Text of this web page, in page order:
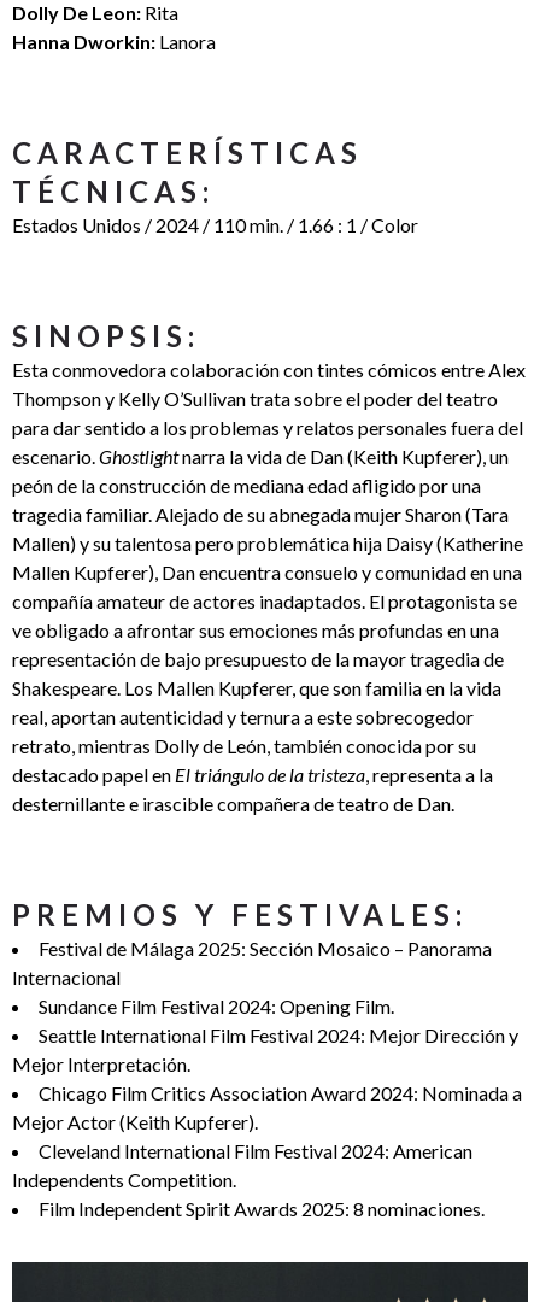
Dolly De Leon: Rita
Hanna Dworkin: Lanora
CARACTERÍSTICAS
TÉCNICAS:
Estados Unidos / 2024 / 110 min. / 1.66 : 1 / Color
SINOPSIS:
Esta conmovedora colaboración con tintes cómicos entre Alex
Thompson y Kelly O’Sullivan trata sobre el poder del teatro
para dar sentido a los problemas y relatos personales fuera del
escenario.Ghostlightnarra la vida de Dan (Keith Kupferer), un
peón de la construcción de mediana edad afligido por una
tragedia familiar. Alejado de su abnegada mujer Sharon (Tara
Mallen) y su talentosa pero problemática hija Daisy (Katherine
Mallen Kupferer), Dan encuentra consuelo y comunidad en una
compañía amateur de actores inadaptados. El protagonista se
ve obligado a afrontar sus emociones más profundas en una
representación de bajo presupuesto de la mayor tragedia de
Shakespeare. Los Mallen Kupferer, que son familia en la vida
real, aportan autenticidad y ternura a este sobrecogedor
retrato, mientras Dolly de León, también conocida por su
destacado papel en El triángulo de la tristeza, representa a la
desternillante e irascible compañera de teatro de Dan.
PREMIOS Y FESTIVALES:
Festival de Málaga 2025: Sección Mosaico – Panorama
Internacional
Sundance Film Festival 2024: Opening Film.
Seattle International Film Festival 2024: Mejor Dirección y
Mejor Interpretación.
Chicago Film Critics Association Award 2024: Nominada a
Mejor Actor (Keith Kupferer).
Cleveland International Film Festival 2024: American
Independents Competition.
Film Independent Spirit Awards 2025: 8 nominaciones.